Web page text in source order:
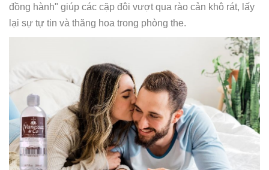
đồng hành" giúp các cặp đôi vượt qua rào cản khô rát, lấy
lại sự tự tin và thăng hoa trong phòng the.